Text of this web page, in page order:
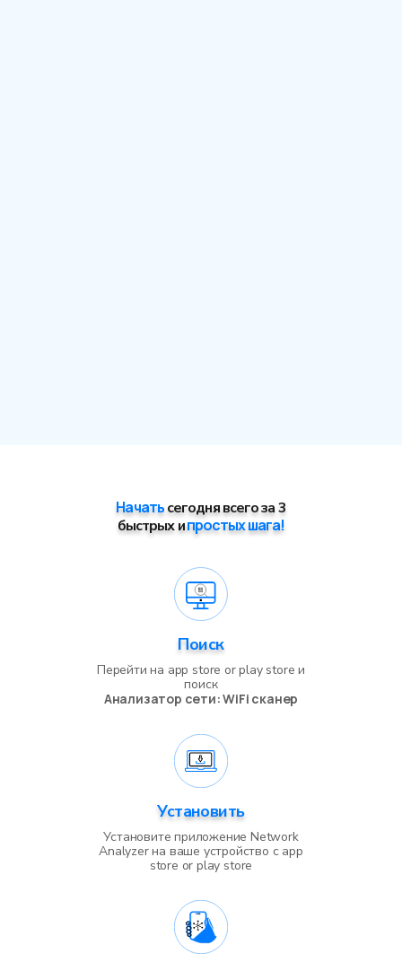
Начатьсегодня всего за 3
быстрых ипростых шага!
Поиск
Перейти на app store or play storeи
поиск
Анализатор сети: WiFi сканер
Установить
Установите приложение Network
Analyzer на ваше устройство с app
store or play store